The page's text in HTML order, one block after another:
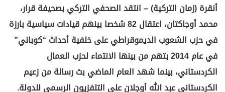
أنقرة (زمان التركية) – انتقد الصحفي التركي بصحيفة قرار،
محمد أوجاكتان، اعتقال 82 شخصا بينهم قيادات سياسية بارزة
في حزب الشعوب الديموقراطي على خلفية أحداث “كوباني”
في عام 2014 بتهم من بينها الانتماء لحزب العمال
الكردستاني، بينما شهد العام الماضي بث رسالة من زعيم
الكردستاني عبد الله أوجلان على التلفزيون الرسمي للدولة.